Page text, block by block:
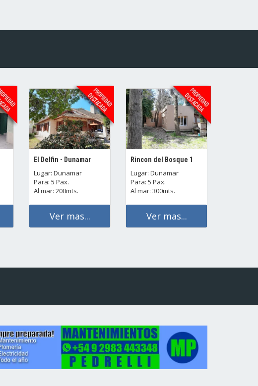
El Delfin - Dunamar
Lugar: Dunamar
Para: 5 Pax.
Al mar: 200mts.
Ver mas...
Rincon del Bosque 1
Lugar: Dunamar
Para: 5 Pax.
Al mar: 300mts.
Ver mas...